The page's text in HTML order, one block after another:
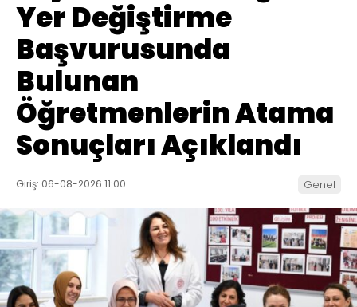
Yer Değiştirme
Başvurusunda
Bulunan
Öğretmenlerin Atama
Sonuçları Açıklandı
Giriş: 06-08-2026 11:00 Genel